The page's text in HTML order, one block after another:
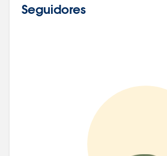
Seguidores